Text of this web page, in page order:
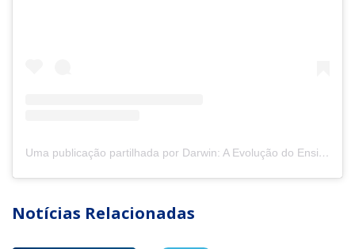
Uma publicação partilhada por Darwin: A Evolução do Ensino! (@col_darwin)
Notícias Relacionadas